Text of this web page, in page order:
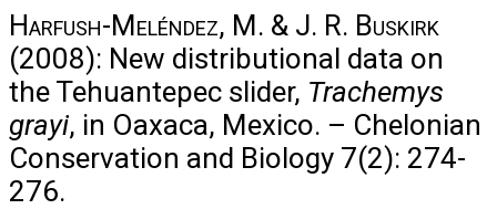
Harfush-Meléndez, M. & J. R. Buskirk
(2008): New distributional data on
the Tehuantepec slider, Trachemys
grayi, in Oaxaca, Mexico. – Chelonian
Conservation and Biology 7(2): 274-
276.